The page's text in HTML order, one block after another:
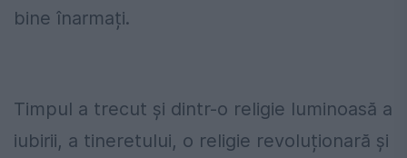
bine înarmați.
Timpul a trecut și dintr-o religie luminoasă a
iubirii, a tineretului, o religie revoluționară și